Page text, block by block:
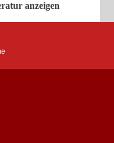
anzeigen